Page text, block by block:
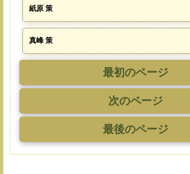
紙原 策
真峰 策
最初のページ
次のページ
最後のページ